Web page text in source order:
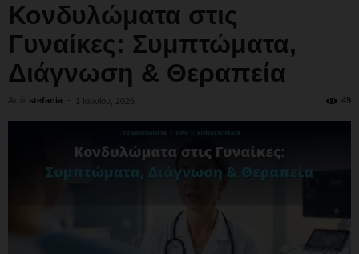
Κονδυλώματα στις
Γυναίκες: Συμπτώματα,
Διάγνωση & Θεραπεία
Από stefania - 1 Ιουνίου, 2026 49